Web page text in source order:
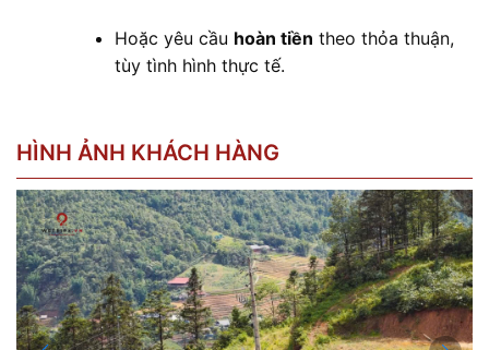
Hoặc yêu cầu hoàn tiền theo thỏa thuận,
tùy tình hình thực tế.
HÌNH ẢNH KHÁCH HÀNG